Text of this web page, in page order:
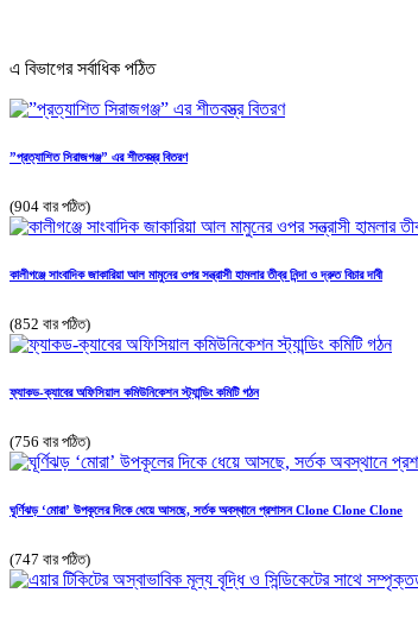
এ বিভাগের সর্বাধিক পঠিত
”প্রত্যাশিত সিরাজগঞ্জ” এর শীতবস্ত্র বিতরণ
(904 বার পঠিত)
কালীগঞ্জে সাংবাদিক জাকারিয়া আল মামুনের ওপর সন্ত্রাসী হামলার তীব্র নিন্দা ও দ্রুত বিচার দাবী
(852 বার পঠিত)
ফ্যাকড-ক্যাবের অফিসিয়াল কমিউনিকেশন স্ট্যান্ডিং কমিটি গঠন
(756 বার পঠিত)
ঘূর্ণিঝড় ‘মোরা’ উপকূলের দিকে ধেয়ে আসছে, সর্তক অবস্থানে প্রশাসন Clone Clone Clone
(747 বার পঠিত)